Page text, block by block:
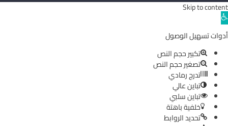
Skip to content
Open
toolbar
أدوات تسهيل الوصول
تكبير حجم النص
تصغير حجم النص
تدرج رمادي
تباين عالي
تباين سلبي
خلفية باهتة
تحديد الروابط